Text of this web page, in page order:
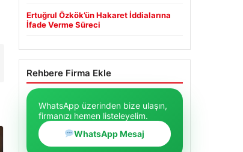
Ertuğrul Özkök’ün Hakaret İddialarına
İfade Verme Süreci
Rehbere Firma Ekle
WhatsApp üzerinden bize ulaşın,
firmanızı hemen listeleyelim.
WhatsApp Mesaj